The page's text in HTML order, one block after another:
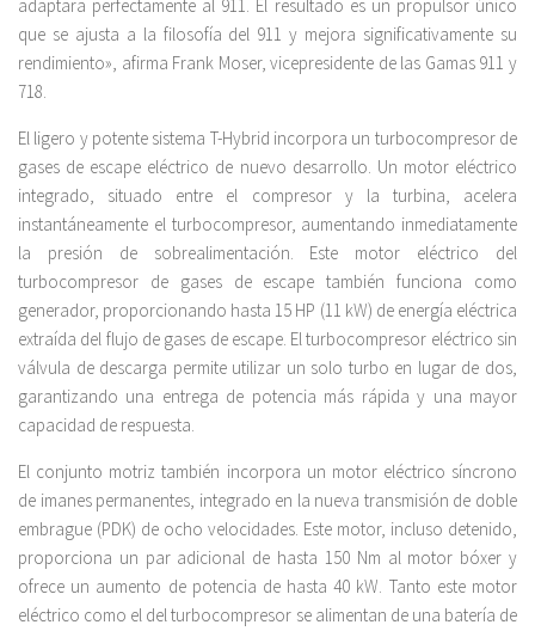
adaptara perfectamente al 911. El resultado es un propulsor único
que se ajusta a la filosofía del 911 y mejora significativamente su
rendimiento», afirma Frank Moser, vicepresidente de las Gamas 911 y
718.
El ligero y potente sistema T-Hybrid incorpora un turbocompresor de
gases de escape eléctrico de nuevo desarrollo. Un motor eléctrico
integrado, situado entre el compresor y la turbina, acelera
instantáneamente el turbocompresor, aumentando inmediatamente
la presión de sobrealimentación. Este motor eléctrico del
turbocompresor de gases de escape también funciona como
generador, proporcionando hasta 15 HP (11 kW) de energía eléctrica
extraída del flujo de gases de escape. El turbocompresor eléctrico sin
válvula de descarga permite utilizar un solo turbo en lugar de dos,
garantizando una entrega de potencia más rápida y una mayor
capacidad de respuesta.
El conjunto motriz también incorpora un motor eléctrico síncrono
de imanes permanentes, integrado en la nueva transmisión de doble
embrague (PDK) de ocho velocidades. Este motor, incluso detenido,
proporciona un par adicional de hasta 150 Nm al motor bóxer y
ofrece un aumento de potencia de hasta 40 kW. Tanto este motor
eléctrico como el del turbocompresor se alimentan de una batería de